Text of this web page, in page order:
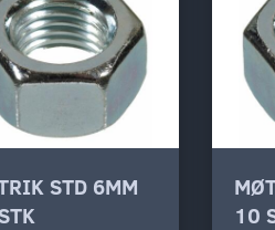
STD 6MM
10